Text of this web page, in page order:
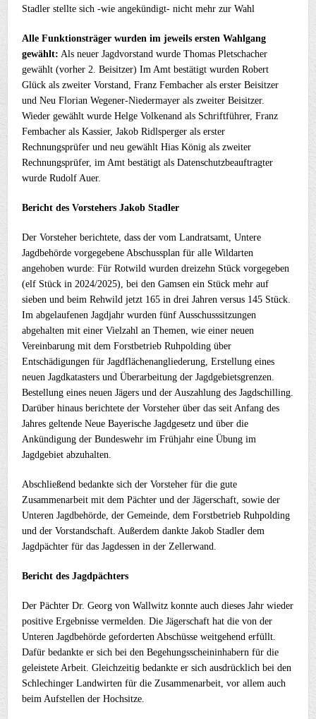
Stadler stellte sich -wie angekündigt- nicht mehr zur Wahl
Alle Funktionsträger wurden im jeweils ersten Wahlgang
gewählt: Als neuer Jagdvorstand wurde Thomas Pletschacher
gewählt (vorher 2. Beisitzer) Im Amt bestätigt wurden Robert
Glück als zweiter Vorstand, Franz Fembacher als erster Beisitzer
und Neu Florian Wegener-Niedermayer als zweiter Beisitzer.
Wieder gewählt wurde Helge Volkenand als Schriftführer, Franz
Fembacher als Kassier, Jakob Ridlsperger als erster
Rechnungsprüfer und neu gewählt Hias König als zweiter
Rechnungsprüfer, im Amt bestätigt als Datenschutzbeauftragter
wurde Rudolf Auer.
Bericht des Vorstehers Jakob Stadler
Der Vorsteher berichtete, dass der vom Landratsamt, Untere
Jagdbehörde vorgegebene Abschussplan für alle Wildarten
angehoben wurde: Für Rotwild wurden dreizehn Stück vorgegeben
(elf Stück in 2024/2025), bei den Gamsen ein Stück mehr auf
sieben und beim Rehwild jetzt 165 in drei Jahren versus 145 Stück.
Im abgelaufenen Jagdjahr wurden fünf Ausschusssitzungen
abgehalten mit einer Vielzahl an Themen, wie einer neuen
Vereinbarung mit dem Forstbetrieb Ruhpolding über
Entschädigungen für Jagdflächenangliederung, Erstellung eines
neuen Jagdkatasters und Überarbeitung der Jagdgebietsgrenzen.
Bestellung eines neuen Jägers und der Auszahlung des Jagdschilling.
Darüber hinaus berichtete der Vorsteher über das seit Anfang des
Jahres geltende Neue Bayerische Jagdgesetz und über die
Ankündigung der Bundeswehr im Frühjahr eine Übung im
Jagdgebiet abzuhalten.
Abschließend bedankte sich der Vorsteher für die gute
Zusammenarbeit mit dem Pächter und der Jägerschaft, sowie der
Unteren Jagdbehörde, der Gemeinde, dem Forstbetrieb Ruhpolding
und der Vorstandschaft. Außerdem dankte Jakob Stadler dem
Jagdpächter für das Jagdessen in der Zellerwand.
Bericht des Jagdpächters
Der Pächter Dr. Georg von Wallwitz konnte auch dieses Jahr wieder
positive Ergebnisse vermelden. Die Jägerschaft hat die von der
Unteren Jagdbehörde geforderten Abschüsse weitgehend erfüllt.
Dafür bedankte er sich bei den Begehungsscheininhabern für die
geleistete Arbeit. Gleichzeitig bedankte er sich ausdrücklich bei den
Schlechinger Landwirten für die Zusammenarbeit, vor allem auch
beim Aufstellen der Hochsitze.